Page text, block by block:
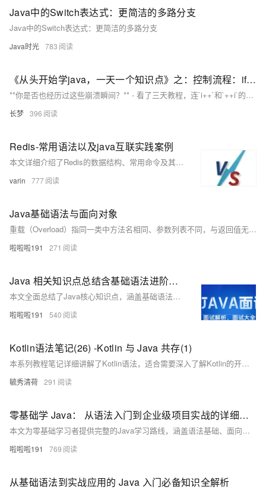
Java中的Switch表达式：更简洁的多路分支
Java中的Switch表达式：更简洁的多路分支
Java时光 783
《从头开始学java，一天一个知识点》之：控制流程：if-else条件语句实战
**你是否也经历过这些崩溃瞬间？** - 看了三天教程，连`i++`和`++i`的区别都说不清 - 面试时被追问&quot;`a==b`和`equals()`的区别&quot;，大脑突然空白 - 写出的代码总是莫名报NPE，却不知道问题出在哪个运算符 这个系列为你打造Java「速效救心丸」！每天1分钟，地铁通勤、午休间隙即可完成学习。直击高频考点和实际开发中的「坑位」，拒绝冗长概念，每篇都有可运行的代码示例。明日预告：《for与while循环的使用场景》。 ---
长梦 396
Redis-常用语法以及java互联实践案例
本文详细介绍了Redis的数据结构、常用命令及其Java客户端的使用，涵盖String、Hash、List、Set、SortedSet等数据类型及操作，同时提供了Jedis和Spring Boot Data Redis的实战示例，帮助开发者快速掌握Redis在实际项目中的应用。
varin 777
Java基础语法与面向对象
重载（Overload）指同一类中方法名相同、参数列表不同，与返回值无关；重写（Override）指子类重新实现父类方法，方法名和参数列表必须相同，返回类型兼容。重载发生在同类，重写发生在继承关系中。
啦啦啦191 271
Java 相关知识点总结含基础语法进阶技巧及面试重点知识
本文全面总结了Java核心知识点，涵盖基础语法、面向对象、集合框架、并发编程、网络编程及主流框架如Spring生态、MyBatis等，结合JVM原理与性能优化技巧，并通过一个学生信息管理系统的实战案例，帮助你快速掌握Java开发技能，适合Java学习与面试准备。
啦啦啦191 540
Kotlin语法笔记(26) -Kotlin 与 Java 共存(1)
本系列教程笔记详细讲解了Kotlin语法，适合需要深入了解Kotlin的开发者。若需快速学习Kotlin，建议查看“简洁”系列教程。本期重点介绍了Kotlin与Java的共存方式，包括属性、单例对象、默认参数方法、包方法、扩展方法以及内部类和成员的互操作性。通过这些内容，帮助你在项目中更好地结合使用这两种语言。
毓秀清荷 291
零基础学 Java： 从语法入门到企业级项目实战的详细学习路线解析
本文为零基础学习者提供完整的Java学习路线，涵盖语法基础、面向对象编程、数据结构与算法、多线程、JVM原理、Spring框架、Spring Boot及项目实战，助你从入门到进阶，系统掌握Java编程技能，提升实战开发能力。
啦啦啦191 769
从基础语法到实战应用的 Java 入门必备知识全解析